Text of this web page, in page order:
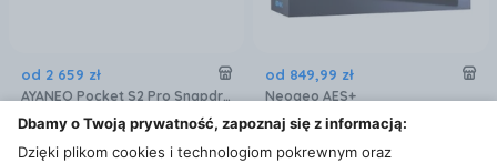
od 2 659 zł
AYANEO Pocket S2 Pro Snapdragon G3 Gen.3 16GB/512GB Czarny
0,9 km
od 849,99 zł
Neogeo AES+
0,7 km
Dbamy o Twoją prywatność, zapoznaj się z informacją:
Dzięki plikom cookies i technologiom pokrewnym oraz